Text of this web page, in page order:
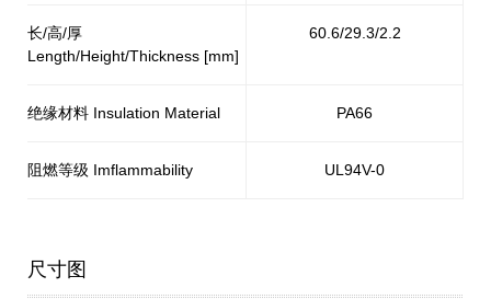
长/高/厚
Length/Height/Thickness [mm]
60.6/29.3/2.2
绝缘材料 Insulation Material PA66
阻燃等级 Imflammability UL94V-0
尺寸图